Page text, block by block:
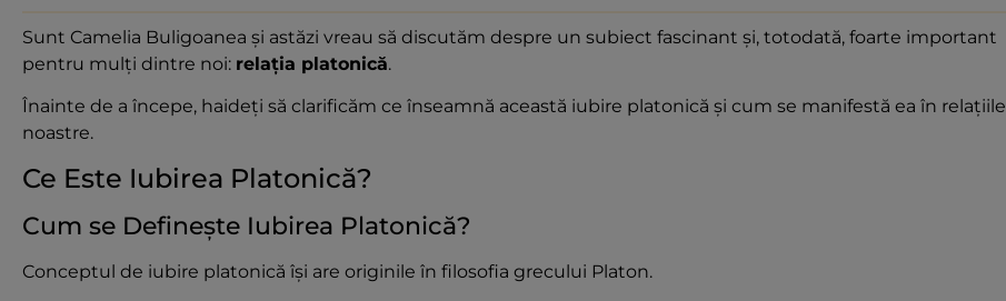
Sunt Camelia Buligoanea și astăzi vreau să discutăm despre un subiect fascinant și, totodată, foarte important
pentru mulți dintre noi: relația platonică.
Înainte de a începe, haideți să clarificăm ce înseamnă această iubire platonică și cum se manifestă ea în relațiile
noastre.
Ce Este Iubirea Platonică?
Cum se Definește Iubirea Platonică?
Conceptul de iubire platonică își are originile în filosofia grecului Platon.